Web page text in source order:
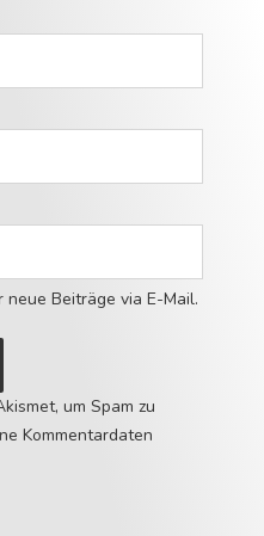
Beiträge via E-Mail.
um Spam zu
Kommentardaten